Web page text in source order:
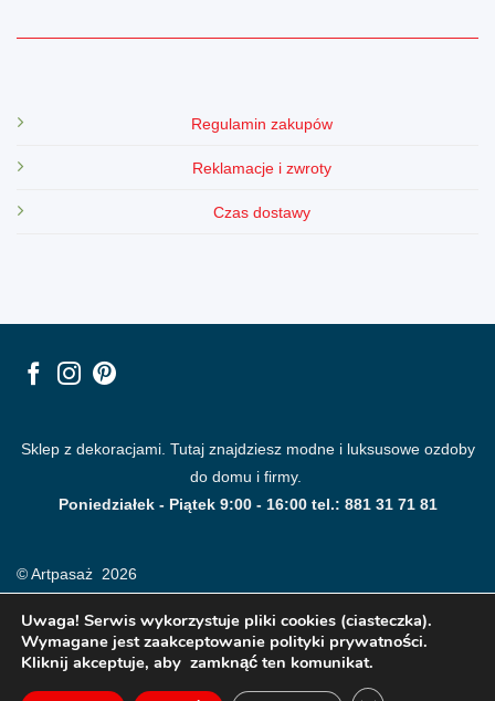
Regulamin zakupów
Reklamacje i zwroty
Czas dostawy
Sklep z dekoracjami. Tutaj znajdziesz modne i luksusowe ozdoby
do domu i firmy.
Poniedziałek - Piątek 9:00 - 16:00 tel.: 881 31 71 81
© Artpasaż 2026
Uwaga! Serwis wykorzystuje pliki cookies (ciasteczka).
Wymagane jest zaakceptowanie polityki prywatności.
Kliknij akceptuje, aby zamknąć ten komunikat.